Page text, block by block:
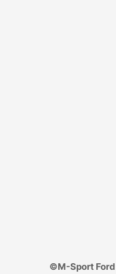
©M-Sport Ford